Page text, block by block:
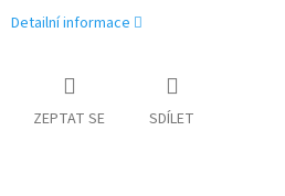
Detailní informace
ZEPTAT SE SDÍLET